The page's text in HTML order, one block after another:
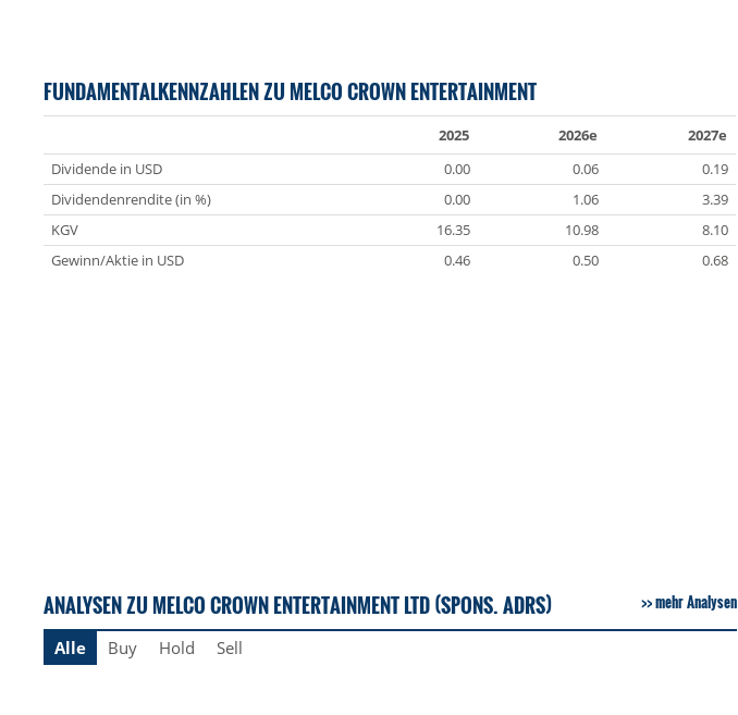
FUNDAMENTALKENNZAHLEN ZU MELCO CROWN ENTERTAINMENT
2025 2026e
2027e
Dividende in USD
0.00 0.06
0.19
Dividendenrendite (in %)
0.00 1.06
3.39
KGV
16.35 10.98
8.10
Gewinn/Aktie in USD
0.46 0.50 0.68
ANALYSEN ZU MELCO CROWN ENTERTAINMENT LTD (SPONS. ADRS) mehr Analysen
Alle Buy Hold Sell